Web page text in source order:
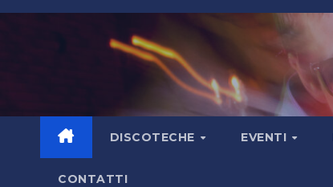
Salta
DISCOTECHE EVENTI
CONTATTI